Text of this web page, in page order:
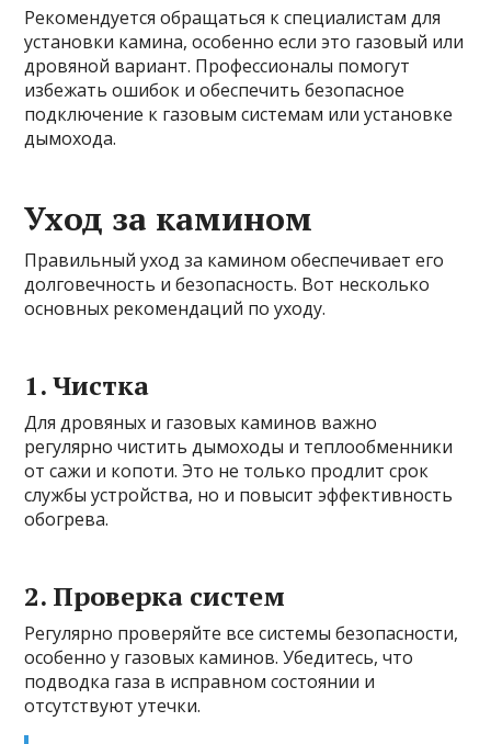
Рекомендуется обращаться к специалистам для
установки камина, особенно если это газовый или
дровяной вариант. Профессионалы помогут
избежать ошибок и обеспечить безопасное
подключение к газовым системам или установке
дымохода.
Уход за камином
Правильный уход за камином обеспечивает его
долговечность и безопасность. Вот несколько
основных рекомендаций по уходу.
1. Чистка
Для дровяных и газовых каминов важно
регулярно чистить дымоходы и теплообменники
от сажи и копоти. Это не только продлит срок
службы устройства, но и повысит эффективность
обогрева.
2. Проверка систем
Регулярно проверяйте все системы безопасности,
особенно у газовых каминов. Убедитесь, что
подводка газа в исправном состоянии и
отсутствуют утечки.